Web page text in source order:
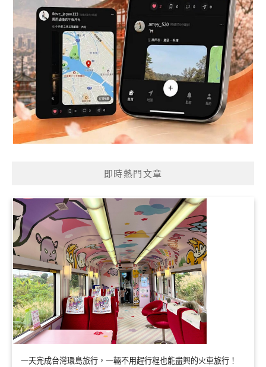
即時熱門文章
一天完成台灣環島旅行，一輛不用趕行程也能盡興的火車旅行！